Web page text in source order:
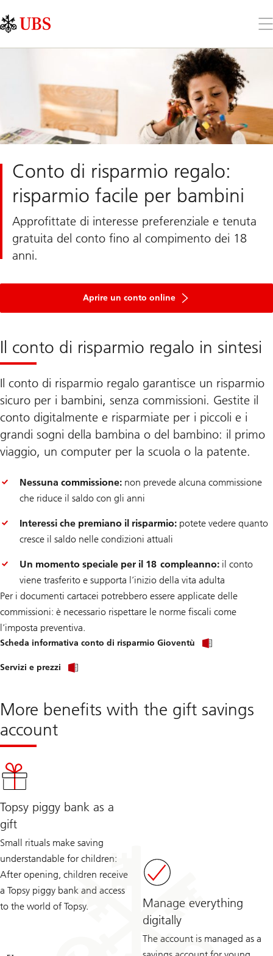
Links
Area
il
Conto di risparmio regalo:
risparmio facile per bambini
Approfittate di interesse preferenziale e tenuta
gratuita del conto fino al compimento dei 18
anni.
Aprire un conto online
Il conto di risparmio regalo in sintesi
Il conto di risparmio regalo garantisce un risparmio
sicuro per i bambini, senza commissioni. Gestite il
conto digitalmente e risparmiate per i piccoli e i
grandi sogni della bambina o del bambino: il primo
viaggio, un computer per la scuola o la patente.
Nessuna commissione: non prevede alcuna commissione
che riduce il saldo con gli anni
Interessi che premiano il risparmio: potete vedere quanto
cresce il saldo nelle condizioni attuali
Un momento speciale per il 18 compleanno: il conto
viene trasferito e supporta l’inizio della vita adulta
Per i documenti cartacei potrebbero essere applicate delle
commissioni: è necessario rispettare le norme fiscali come
l’imposta preventiva.
Scheda informativa conto di risparmio Gioventù
Servizi e prezzi
More benefits with the gift savings
account
Topsy piggy bank as a
gift
Small rituals make saving
understandable for children:
After opening, children receive
a Topsy piggy bank and access
to the world of Topsy.
Manage everything
digitally
The account is managed as a